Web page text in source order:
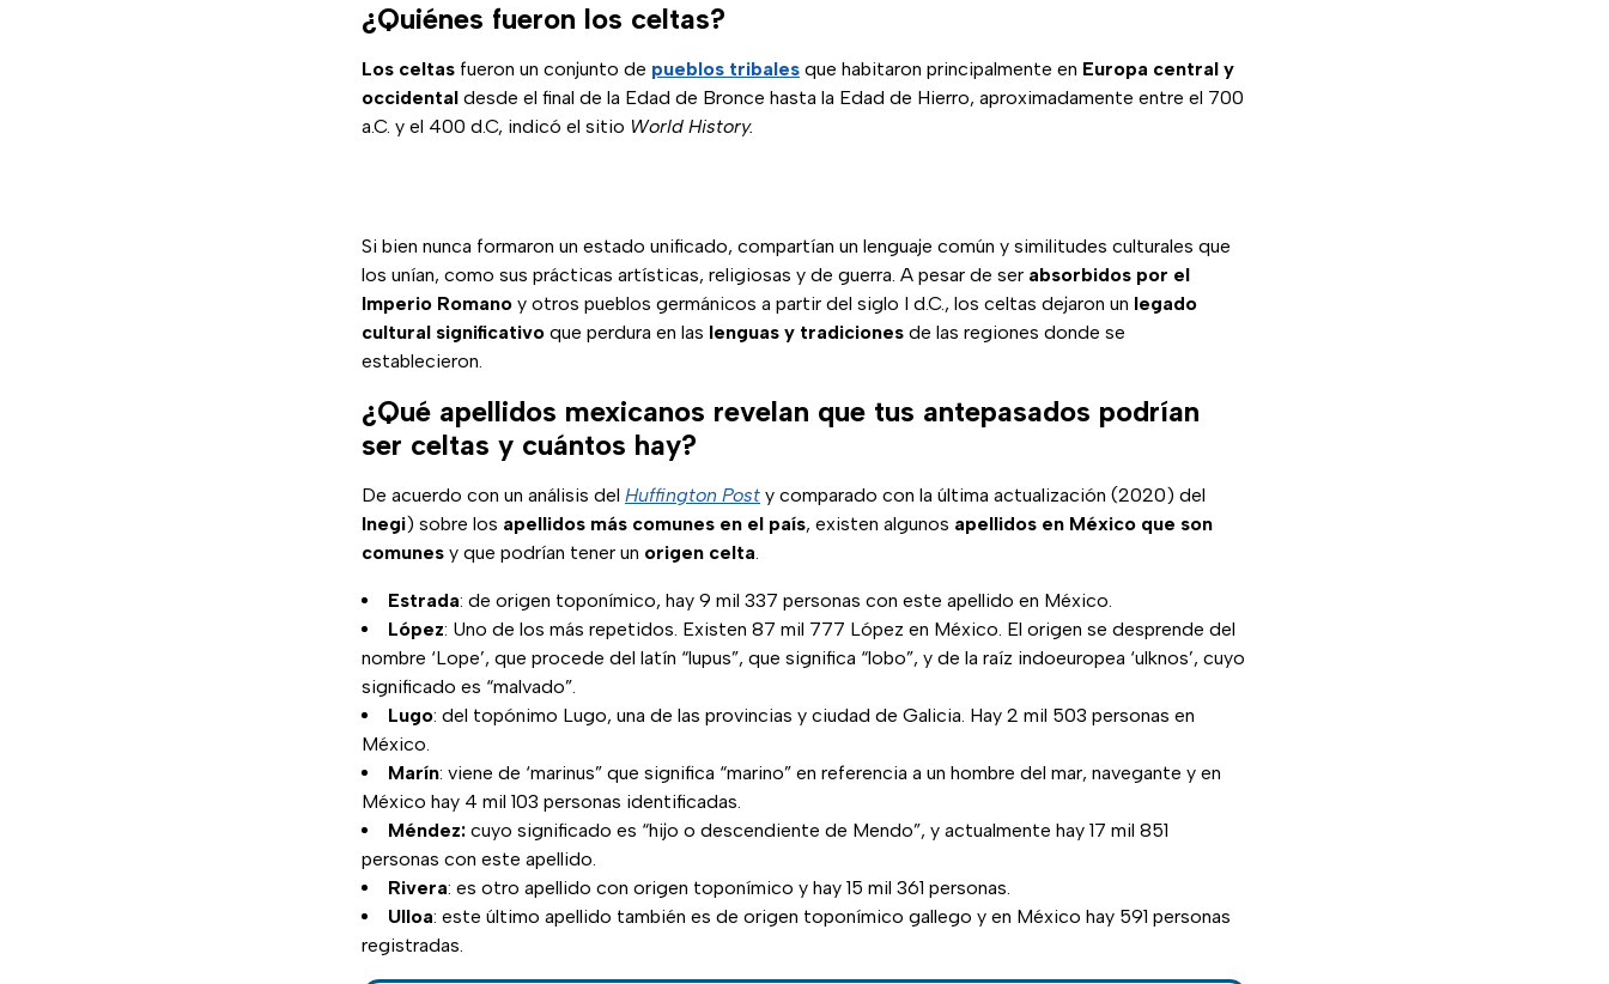
¿Quiénes fueron los celtas?
Los celtas fueron un conjunto de pueblos tribales que habitaron principalmente en Europa central y
occidental desde el final de la Edad de Bronce hasta la Edad de Hierro, aproximadamente entre el 700
a.C. y el 400 d.C, indicó el sitio World History.
Si bien nunca formaron un estado unificado, compartían un lenguaje común y similitudes culturales que
los unían, como sus prácticas artísticas, religiosas y de guerra. A pesar de ser absorbidos por el
Imperio Romano y otros pueblos germánicos a partir del siglo I d.C., los celtas dejaron un legado
cultural significativo que perdura en las lenguas y tradiciones de las regiones donde se
establecieron.
¿Qué apellidos mexicanos revelan que tus antepasados podrían
ser celtas y cuántos hay?
De acuerdo con un análisis del Huffington Post y comparado con la última actualización (2020) del
Inegi) sobre los apellidos más comunes en el país, existen algunos apellidos en México que son
comunes y que podrían tener un origen celta.
Estrada: de origen toponímico, hay 9 mil 337 personas con este apellido en México.
López: Uno de los más repetidos. Existen 87 mil 777 López en México. El origen se desprende del
nombre ‘Lope’, que procede del latín “lupus”, que significa “lobo”, y de la raíz indoeuropea ‘ulknos’, cuyo
significado es “malvado”.
Lugo: del topónimo Lugo, una de las provincias y ciudad de Galicia. Hay 2 mil 503 personas en
México.
Marín: viene de ‘marinus” que significa “marino” en referencia a un hombre del mar, navegante y en
México hay 4 mil 103 personas identificadas.
Méndez: cuyo significado es “hijo o descendiente de Mendo”, y actualmente hay 17 mil 851
personas con este apellido.
Rivera: es otro apellido con origen toponímico y hay 15 mil 361 personas.
Ulloa: este último apellido también es de origen toponímico gallego y en México hay 591 personas
registradas.